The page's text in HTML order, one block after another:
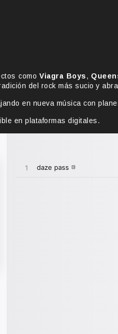
comoViagra Boys,
del rock más sucio y
en nueva música con
en plataformas digitales.